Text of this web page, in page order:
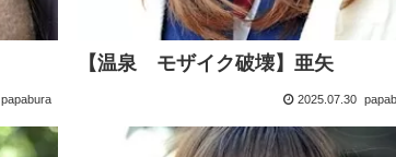
papabura
【温泉 モザイク破壊】亜矢
2025.07.30